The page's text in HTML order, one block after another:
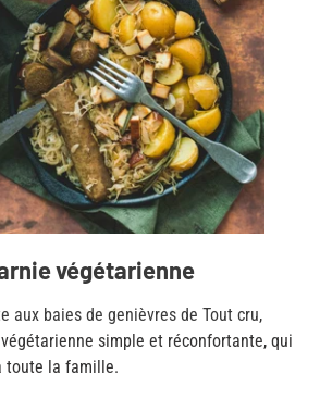
végétarienne
aux baies de genièvres de Tout cru,
simple et réconfortante, qui
toute la famille.